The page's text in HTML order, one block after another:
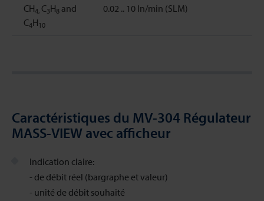
CH4, C3H8 and
C4H 10
0.02 .. 10 ln/min (SLM)
Caractéristiques du MV-304 Régulateur
MASS-VIEW avec afficheur
Indication claire:
- de débit réel (bargraphe et valeur)
- unité de débit souhaité